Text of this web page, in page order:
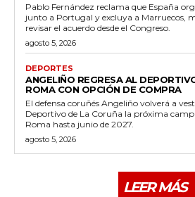
Pablo Fernández reclama que España
junto a Portugal y excluya a Marruecos,
revisar el acuerdo desde el Congreso.
agosto 5, 2026
DEPORTES
ANGELIÑO REGRESA AL
ROMA CON OPCIÓN DE COMPRA
El defensa coruñés Angeliño volverá a
Deportivo de La Coruña la próxima
Roma hasta junio de 2027.
agosto 5, 2026
LEER MÁS